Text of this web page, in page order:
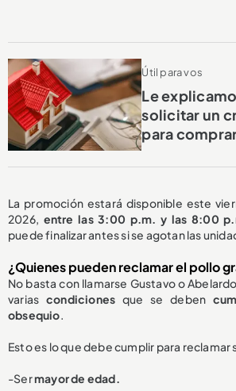
Útil para vos
Le
solicitar un
para
La promoción estará disponible este
2026, entre las 3:00 p.m. y las 8:00
puede finalizar antes si se agotan las
¿Quienes pueden reclamar el pollo
No basta con llamarse Gustavo o
varias condiciones que se deben
obsequio.
Esto es lo que debe cumplir para reclamar
-Sermayor de edad.